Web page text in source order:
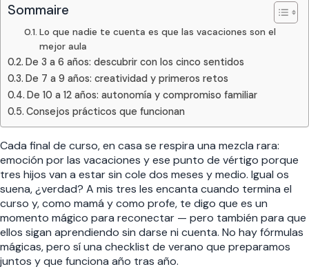
Sommaire
Lo que nadie te cuenta es que las vacaciones son el
mejor aula
De 3 a 6 años: descubrir con los cinco sentidos
De 7 a 9 años: creatividad y primeros retos
De 10 a 12 años: autonomía y compromiso familiar
Consejos prácticos que funcionan
Cada final de curso, en casa se respira una mezcla rara:
emoción por las vacaciones y ese punto de vértigo porque
tres hijos van a estar sin cole dos meses y medio. Igual os
suena, ¿verdad? A mis tres les encanta cuando termina el
curso y, como mamá y como profe, te digo que es un
momento mágico para reconectar — pero también para que
ellos sigan aprendiendo sin darse ni cuenta. No hay fórmulas
mágicas, pero sí una checklist de verano que preparamos
juntos y que funciona año tras año.